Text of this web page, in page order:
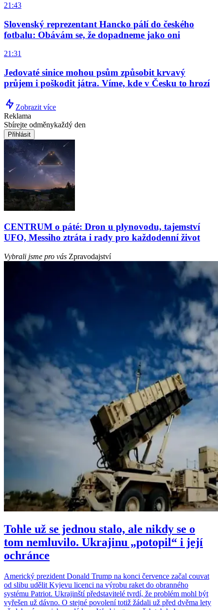
21:43
Slovenský reprezentant Hancko pálí do českého
fotbalu: Obávám se, že dopadneme jako oni
21:31
Jedovaté sinice mohou psům způsobit krvavý
průjem i poškodit játra. Víme, kde v Česku to hrozí
Zobrazit více
Reklama
Sbírejte odměnykaždý den
Přihlásit
CENTRUM o páté: Dron u plynovodu, tajemství
UFO, Messiho ztráta i rady pro každodenní život
Vybrali jsme pro vás Zpravodajství
Tohle už se jednou stalo, ale nikdy se o
tom nemluvilo. Ukrajinu „potopil“ i její
ochránce
Americký prezident Donald Trump na konci července začal couvat
od slibu udělit Kyjevu licenci na výrobu raket do obranného
systému Patriot. Ukrajinští představitelé tvrdí, že problém mohl být
vyřešen už dávno. O stejné povolení totiž žádali už před dvěma lety